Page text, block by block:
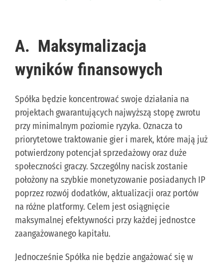
A. Maksymalizacja
wyników finansowych
Spółka będzie koncentrować swoje działania na
projektach gwarantujących najwyższą stopę zwrotu
przy minimalnym poziomie ryzyka. Oznacza to
priorytetowe traktowanie gier i marek, które mają już
potwierdzony potencjał sprzedażowy oraz duże
społeczności graczy. Szczególny nacisk zostanie
położony na szybkie monetyzowanie posiadanych IP
poprzez rozwój dodatków, aktualizacji oraz portów
na różne platformy. Celem jest osiągnięcie
maksymalnej efektywności przy każdej jednostce
zaangażowanego kapitału.
Jednocześnie Spółka nie będzie angażować się w